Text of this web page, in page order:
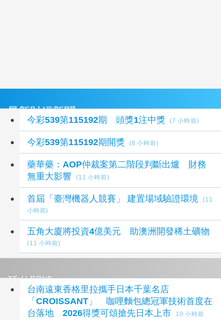
最新財經新聞
今彩539第115192期 頭獎1注中獎 (7 小時前)
今彩539第115192期開獎 (8 小時前)
藥華藥：AOP仲裁案第二階段判斷出爐 財務
無重大影響
(11 小時前)
首屆「臺灣機器人競賽」 建置場域驗證環境
(11
小時前)
五角大廈將投資4億美元 助澳洲開發稀土礦物
(11 小時前)
延伸閱讀
台南遠東香格里拉攜手日本千葉名店
「CROISSANT」 咖哩麵包總冠軍技術首度在
台落地 2026得獎可頌搶先日本上市
10 小時前